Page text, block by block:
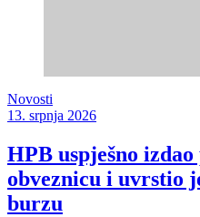
Novosti
13. srpnja 2026
HPB uspješno
obveznicu i uvrstio
burzu